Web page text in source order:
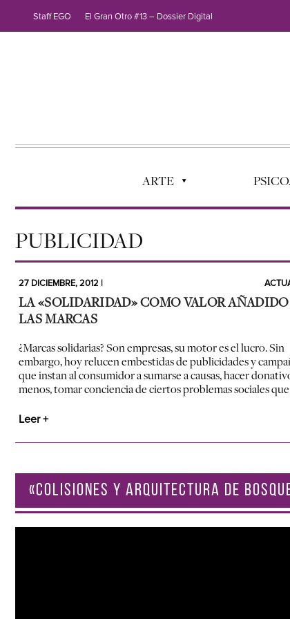
Staff EGO El Gran Otro #13 – Dossier Digital
ARTE
PUBLICIDAD
27 DICIEMBRE, 2012 |
LA «SOLIDARIDAD» COMO VALOR
LAS MARCAS
¿Marcas solidarias? Son empresas, su motor es el lucro. Sin
embargo, hoy relucen embestidas de publicidades y
que instan al consumidor a sumarse a causas, hacer
menos, tomar conciencia de ciertos problemas sociales
Leer +
«COLISIONES Y ARQUITECTURA DE